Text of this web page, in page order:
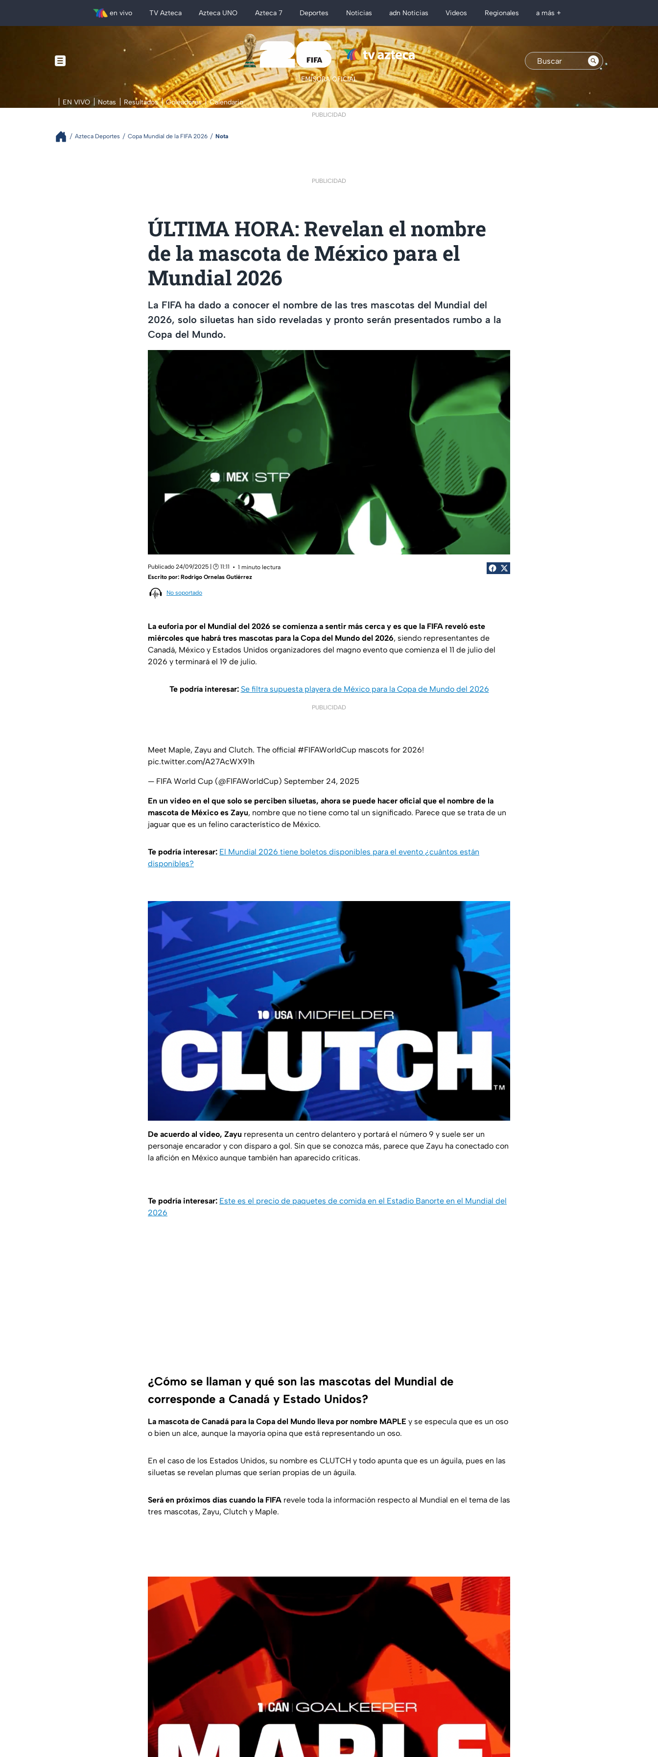
en vivo TV Azteca Azteca UNO Azteca 7 Deportes Noticias adn Noticias Videos Regionales a más +
EN VIVO Notas Resultados Goleadores Calendario
PUBLICIDAD
Azteca Deportes Copa Mundial de la FIFA 2026 Nota
PUBLICIDAD
ÚLTIMA HORA: Revelan el nombre
de la mascota de México para el
Mundial 2026
La FIFA ha dado a conocer el nombre de las tres mascotas del Mundial del
2026, solo siluetas han sido reveladas y pronto serán presentados rumbo a la
Copa del Mundo.
Publicado 24/09/2025 | 🕑 11:11
1 minuto lectura
Escrito por: Rodrigo Ornelas Gutiérrez
No soportado
La euforia por el Mundial del 2026 se comienza a sentir más cerca y es que la FIFA reveló este
miércoles que habrá tres mascotas para la Copa del Mundo del 2026, siendo representantes de
Canadá, México y Estados Unidos organizadores del magno evento que comienza el 11 de julio del
2026 y terminará el 19 de julio.
Te podría interesar: Se filtra supuesta playera de México para la Copa de Mundo del 2026
PUBLICIDAD
Meet Maple, Zayu and Clutch. The official #FIFAWorldCup mascots for 2026!
pic.twitter.com/A27AcWX91h
— FIFA World Cup (@FIFAWorldCup) September 24, 2025
En un video en el que solo se perciben siluetas, ahora se puede hacer oficial que el nombre de la
mascota de México es Zayu, nombre que no tiene como tal un significado. Parece que se trata de un
jaguar que es un felino característico de México.
Te podría interesar: El Mundial 2026 tiene boletos disponibles para el evento ¿cuántos están
disponibles?
De acuerdo al video, Zayu representa un centro delantero y portará el número 9 y suele ser un
personaje encarador y con disparo a gol. Sin que se conozca más, parece que Zayu ha conectado con
la afición en México aunque también han aparecido críticas.
Te podría interesar: Este es el precio de paquetes de comida en el Estadio Banorte en el Mundial del
2026
¿Cómo se llaman y qué son las mascotas del Mundial de
corresponde a Canadá y Estado Unidos?
La mascota de Canadá para la Copa del Mundo lleva por nombre MAPLE y se especula que es un oso
o bien un alce, aunque la mayoría opina que está representando un oso.
En el caso de los Estados Unidos, su nombre es CLUTCH y todo apunta que es un águila, pues en las
siluetas se revelan plumas que serían propias de un águila.
Será en próximos días cuando la FIFA revele toda la información respecto al Mundial en el tema de las
tres mascotas, Zayu, Clutch y Maple.